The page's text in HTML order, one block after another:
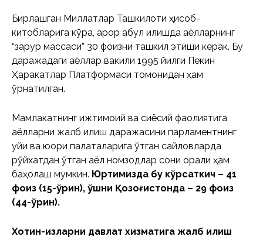
Бирлашган Миллатлар Ташкилоти ҳисоб-
китобларига кўра, қарор қабул қилишда аёлларнинг
“зарур массаси” 30 фоизни ташкил этиши керак. Бу
даражадаги аёллар вакили 1995 йилги Пекин
Ҳаракатлар Платформаси томонидан ҳам
ўрнатилган.
Мамлакатнинг ижтимоий ва сиёсий фаолиятига
аёлларни жалб қилиш даражасини парламентнинг
қуйи ва юқори палаталарига ўтган сайловларда
рўйхатдан ўтган аёл номзодлар сони орқали ҳам
баҳолаш мумкин. Юртимизда бу кўрсаткич – 41
фоиз (15-ўрин), қўшни Қозоғистонда – 29 фоиз
(44-ўрин).
Хотин-қизларни давлат хизматига жалб қилиш